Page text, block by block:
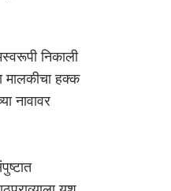
निकाली
मालकीचा हक्क
नावावर